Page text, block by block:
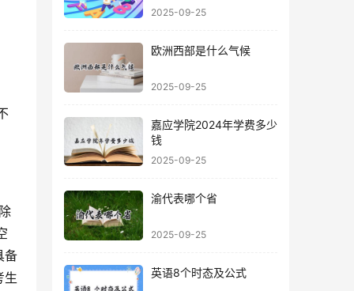
备
生
2025-09-25
欧洲西部是什么气候
2025-09-25
嘉应学院2024年学费多少
钱
2025-09-25
渝代表哪个省
2025-09-25
英语8个时态及公式